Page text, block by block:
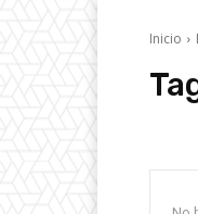
Inicio